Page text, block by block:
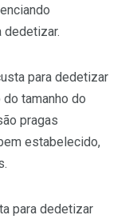
dedetizar.
para dedetizar
tamanho do
pragas
estabelecido,
para dedetizar